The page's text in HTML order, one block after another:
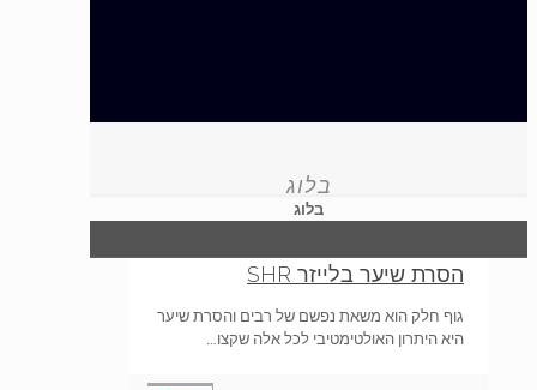
בלוג
בלוג
הסרת שיער בלייזר SHR
גוף חלק הוא משאת נפשם של רבים והסרת שיער
היא היתרון האולטימטיבי לכל אלה שקצו…